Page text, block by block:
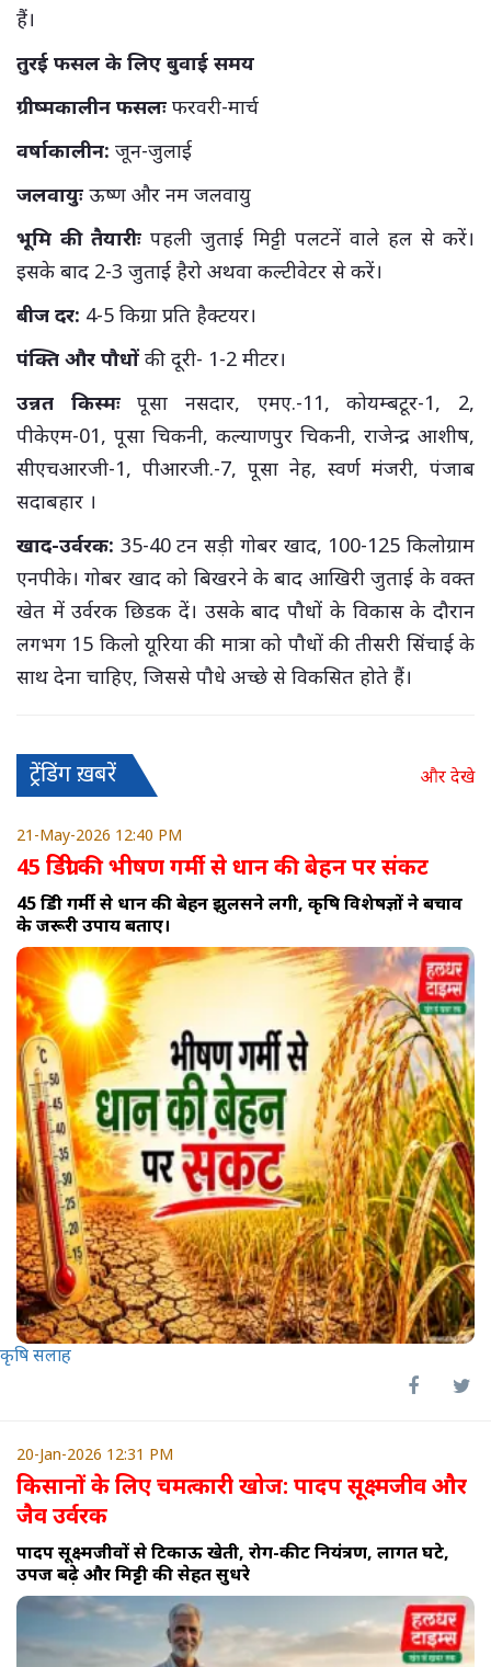
हैं।
तुरई फसल के लिए बुवाई समय
ग्रीष्मकालीन फसलः फरवरी-मार्च
वर्षाकालीन: जून-जुलाई
जलवायुः ऊष्ण और नम जलवायु
भूमि की तैयारीःपहली जुताई मिट्टी पलटनें वाले हल से करें।
इसके बाद 2-3 जुताई हैरो अथवा कल्टीवेटर से करें।
बीज दर: 4-5 किग्रा प्रति हैक्टयर।
पंक्ति और पौधोंकी दूरी- 1-2 मीटर।
उन्नत किस्मःपूसा नसदार, एमए.-11, कोयम्बटूर-1, 2,
पीकेएम-01, पूसा चिकनी, कल्याणपुर चिकनी, राजेन्द्र आशीष,
सीएचआरजी-1, पीआरजी.-7, पूसा नेह, स्वर्ण मंजरी, पंजाब
सदाबहार ।
खाद-उर्वरक: 35-40 टन सड़ी गोबर खाद, 100-125 किलोग्राम
एनपीके। गोबर खाद को बिखरने के बाद आखिरी जुताई के वक्त
खेत में उर्वरक छिडक दें। उसके बाद पौधों के विकास के दौरान
लगभग 15 किलो यूरिया की मात्रा को पौधों की तीसरी सिंचाई के
साथ देना चाहिए, जिससे पौधे अच्छे से विकसित होते हैं।
ट्रेंडिंग ख़बरें और देखे
21-May-2026 12:40 PM
45 डिग्री की भीषण गर्मी से धान की बेहन पर संकट
45 डिग्री गर्मी से धान की बेहन झुलसने लगी, कृषि विशेषज्ञों ने बचाव
के जरूरी उपाय बताए।
कृषि सलाह
20-Jan-2026 12:31 PM
किसानों के लिए चमत्कारी खोज: पादप सूक्ष्मजीव और
जैव उर्वरक
पादप सूक्ष्मजीवों से टिकाऊ खेती, रोग-कीट नियंत्रण, लागत घटे,
उपज बढ़े और मिट्टी की सेहत सुधरे